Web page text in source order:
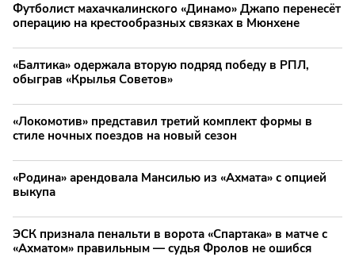
Футболист махачкалинского «Динамо» Джапо перенесёт
операцию на крестообразных связках в Мюнхене
«Балтика» одержала вторую подряд победу в РПЛ,
обыграв «Крылья Советов»
«Локомотив» представил третий комплект формы в
стиле ночных поездов на новый сезон
«Родина» арендовала Мансилью из «Ахмата» с опцией
выкупа
ЭСК признала пенальти в ворота «Спартака» в матче с
«Ахматом» правильным — судья Фролов не ошибся